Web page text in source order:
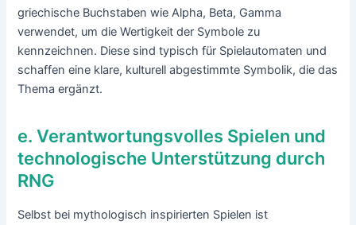
griechische Buchstaben wie Alpha, Beta, Gamma
verwendet, um die Wertigkeit der Symbole zu
kennzeichnen. Diese sind typisch für Spielautomaten und
schaffen eine klare, kulturell abgestimmte Symbolik, die das
Thema ergänzt.
e. Verantwortungsvolles Spielen und
technologische Unterstützung durch
RNG
Selbst bei mythologisch inspirierten Spielen ist